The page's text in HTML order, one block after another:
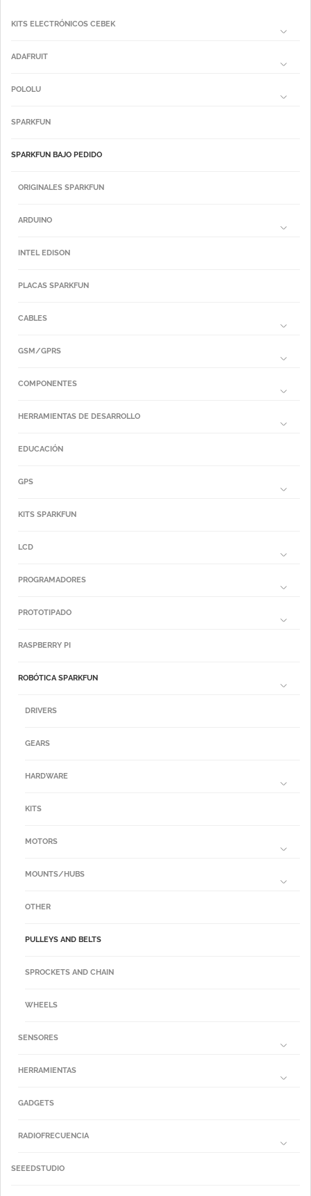
KITS ELECTRÓNICOS CEBEK
ADAFRUIT
POLOLU
SPARKFUN
SPARKFUN BAJO PEDIDO
ORIGINALES SPARKFUN
ARDUINO
INTEL EDISON
PLACAS SPARKFUN
CABLES
GSM/GPRS
COMPONENTES
HERRAMIENTAS DE DESARROLLO
EDUCACIÓN
GPS
KITS SPARKFUN
LCD
PROGRAMADORES
PROTOTIPADO
RASPBERRY PI
ROBÓTICA SPARKFUN
DRIVERS
GEARS
HARDWARE
KITS
MOTORS
MOUNTS/HUBS
OTHER
PULLEYS AND BELTS
SPROCKETS AND CHAIN
WHEELS
SENSORES
HERRAMIENTAS
GADGETS
RADIOFRECUENCIA
SEEEDSTUDIO